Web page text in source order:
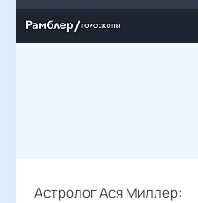
Астролог Ася Миллер: